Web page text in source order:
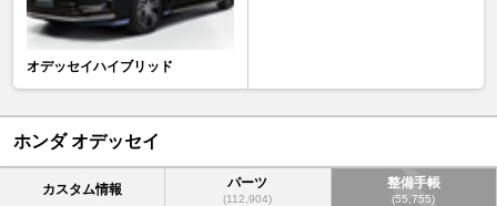
オデッセイハイブリッド
ホンダ オデッセイ
カスタム情報 パーツ
(112,904)
整備手帳
(55,755)